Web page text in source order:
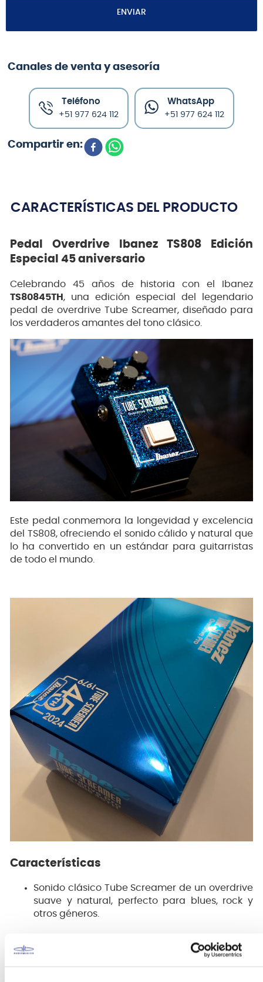
ENVIAR
Canales de venta y asesoría
Teléfono
+51 977 624 112
WhatsApp
+51 977 624 112
CARACTERÍSTICAS DEL PRODUCTO
Pedal Overdrive Ibanez TS808 Edición
Especial 45 aniversario
Celebrando 45 años de historia con el Ibanez
TS80845TH , una edición especial del legendario
pedal de overdrive Tube Screamer, diseñado para
los verdaderos amantes del tono clásico.
Este pedal conmemora la longevidad y excelencia
del TS808, ofreciendo el sonido cálido y natural que
lo ha convertido en un estándar para guitarristas
de todo el mundo.
Características
Sonido clásico Tube Screamer de un overdrive
suave y natural, perfecto para blues, rock y
otros géneros.
Diseño exclusivo en acabado conmemorativo
por el 45º aniversario, que combina estilo y